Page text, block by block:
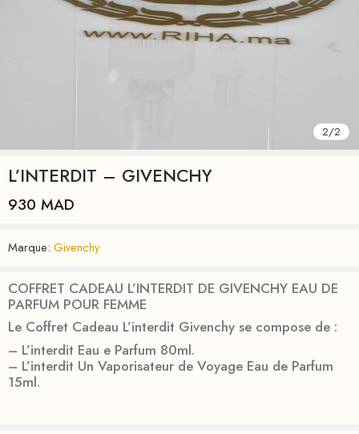
2/2
L’INTERDIT – GIVENCHY
930 MAD
Marque: Givenchy
COFFRET CADEAU L’INTERDIT DE GIVENCHY EAU DE
PARFUM POUR FEMME
Le Coffret Cadeau L’interdit Givenchy se compose de :
– L’interdit Eau e Parfum 80ml.
– L’interdit Un Vaporisateur de Voyage Eau de Parfum
15ml.